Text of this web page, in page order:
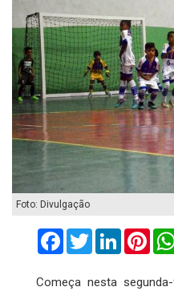
Foto: Divulgação
FacebookTwitterLinkedIn
Começa nesta